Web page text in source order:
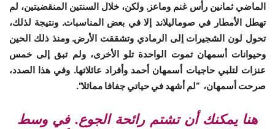
الماضي ثمانين رأس غنم وماعز. ولكن، خلال السنتين المنقضيتين، لم
تهطل الأمطار في صوماليلاند إلا في بعض المناسبات. ونتيجة لذلك،
تحول لون الشجيرات إلى الرمادي وتشققت الأرض. ومنذ ذلك الحين
وحيوانات أسمهان تموت الواحدة تلو الأخرى، ولم تبق إلى خمس
عنزات لتلبي حاجيات أسمهان أحمد وأفراد عائلاتها. وفي هذا الصدد،
صرحت أسمهان، “لم أشهد في حياتي جفافا مماثلا”.
هنا يمكنك أن تشتم رائحة الجوع. في وسط